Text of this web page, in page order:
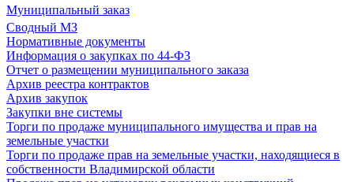
Муниципальный заказ
Сводный МЗ
Нормативные документы
Информация о закупках по 44-ФЗ
Отчет о размещении муниципального заказа
Архив реестра контрактов
Архив закупок
Закупки вне системы
Торги по продаже муниципального имущества и прав на
земельные участки
Торги по продаже прав на земельные участки, находящиеся в
собственности Владимирской области